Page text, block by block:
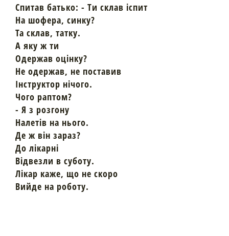
Спитав батько: - Ти склав іспит
На шофера, синку?
Та склав, татку.
А яку ж ти
Одержав оцінку?
Не одержав, не поставив
Інструктор нічого.
Чого раптом?
- Я з розгону
Налетів на нього.
Де ж він зараз?
До лікарні
Відвезли в суботу.
Лікар каже, що не скоро
Вийде на роботу.